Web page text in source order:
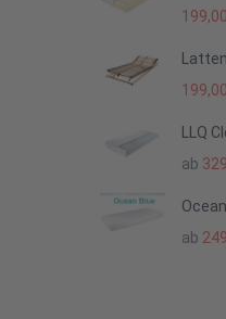
199,00
199,00
LLQ
ab
ab